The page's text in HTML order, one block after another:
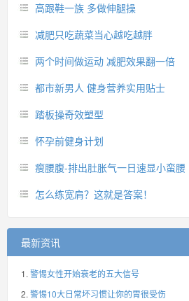
高跟鞋一族 多做伸腿操
减肥只吃蔬菜当心越吃越胖
两个时间做运动 减肥效果翻一倍
都市新男人 健身营养实用贴士
踏板操奇效塑型
怀孕前健身计划
瘦腰腹-排出肚胀气一日速显小蛮腰
怎么练宽肩？这就是答案！
最新资讯
警惕女性开始衰老的五大信号
警惕10大日常坏习惯让你的胃很受伤